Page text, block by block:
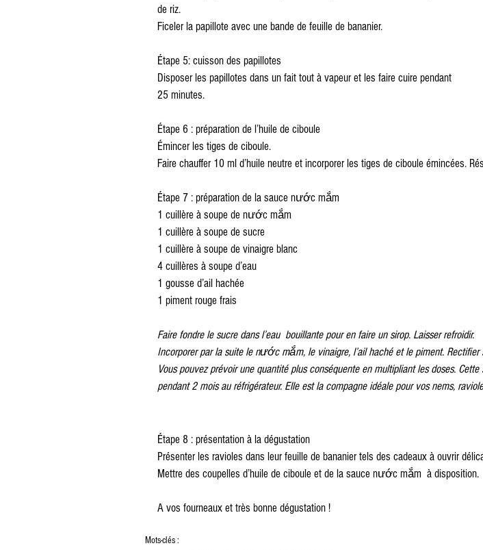
de riz.
Ficeler la papillote avec une bande de feuille de bananier.
Étape 5: cuisson des papillotes
Disposer les papillotes dans un fait tout à vapeur et les faire cuire pendant
25 minutes.
Étape 6 : préparation de l’huile de ciboule
Émincer les tiges de ciboule.
Faire chauffer 10 ml d’huile neutre et incorporer les tiges de ciboule émincées.
Étape 7 : préparation de la sauce nước mắm
1 cuillère à soupe de nước mắm
1 cuillère à soupe de sucre
1 cuillère à soupe de vinaigre blanc
4 cuillères à soupe d’eau
1 gousse d’ail hachée
1 piment rouge frais
Faire fondre le sucre dans l’eau  bouillante pour en faire un sirop. Laisser refroidir.
Incorporer par la suite le nước mắm, le vinaigre, l’ail haché et le piment. Rectifier
Vous pouvez prévoir une quantité plus conséquente en multipliant les doses.
pendant 2 mois au réfrigérateur. Elle est la compagne idéale pour vos nems,
Étape 8 : présentation à la dégustation
Présenter les ravioles dans leur feuille de bananier tels des cadeaux à ouvrir
Mettre des coupelles d’huile de ciboule et de la sauce nước mắm  à disposition.
A vos fourneaux et très bonne dégustation !
Mots-clés :